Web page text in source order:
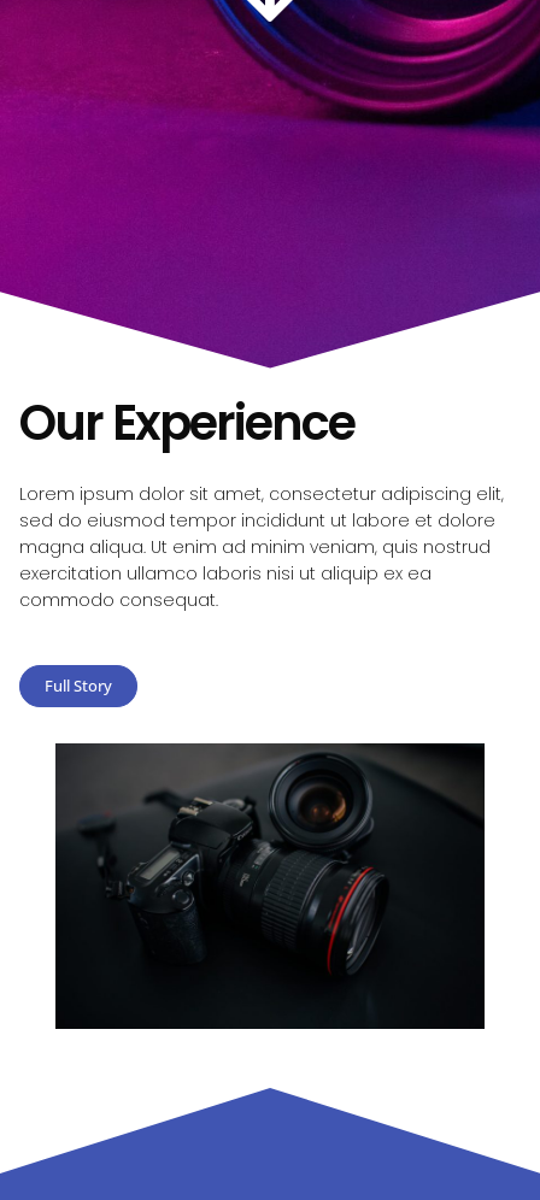
Our Experience
Lorem ipsum dolor sit amet, consectetur adipiscing elit,
sed do eiusmod tempor incididunt ut labore et dolore
magna aliqua. Ut enim ad minim veniam, quis nostrud
exercitation ullamco laboris nisi ut aliquip ex ea
commodo consequat.
Full Story